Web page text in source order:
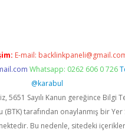
E-mail:
Whatsapp: 0262 606 0 726
@karabul
5651 Sayılı Kanun gereğince Bilgi
tarafından onaylanmış bir Yer
Bu nedenle, sitedeki